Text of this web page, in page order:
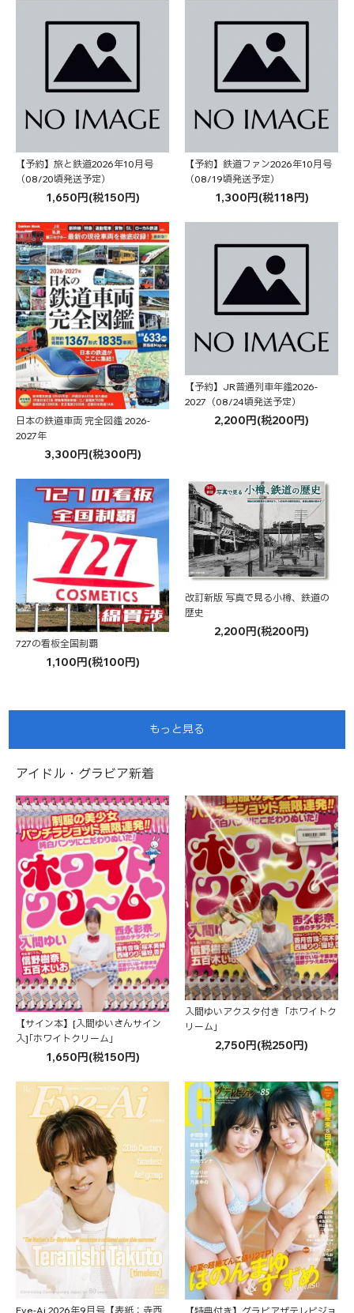
【予約】旅と鉄道2026年10月号
（08/20頃発送予定）
1,650円(税150円)
【予約】鉄道ファン2026年10月号
（08/19頃発送予定）
1,300円(税118円)
日本の鉄道車両 完全図鑑 2026-
2027年
3,300円(税300円)
【予約】JR普通列車年鑑2026-
2027（08/24頃発送予定）
2,200円(税200円)
727の看板全国制覇
1,100円(税100円)
改訂新版 写真で見る小樽、鉄道の
歴史
2,200円(税200円)
もっと見る
アイドル・グラビア新着
【サイン本】[入間ゆいさんサイン
入]｢ホワイトクリーム｣
1,650円(税150円)
入間ゆいアクスタ付き「ホワイトク
リーム」
2,750円(税250円)
Eye-Ai 2026年9月号【表紙：寺西